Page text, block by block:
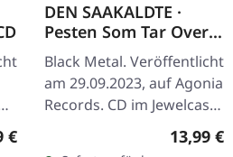
Preis:
€
DEN SAAKALDTE ·
Pesten Som Tar Over |
CD
Black Metal. Veröffentlicht
am 29.09.2023, auf Agonia
Records. CD im Jewelcase.
Die norwegischen Black
13,99 €